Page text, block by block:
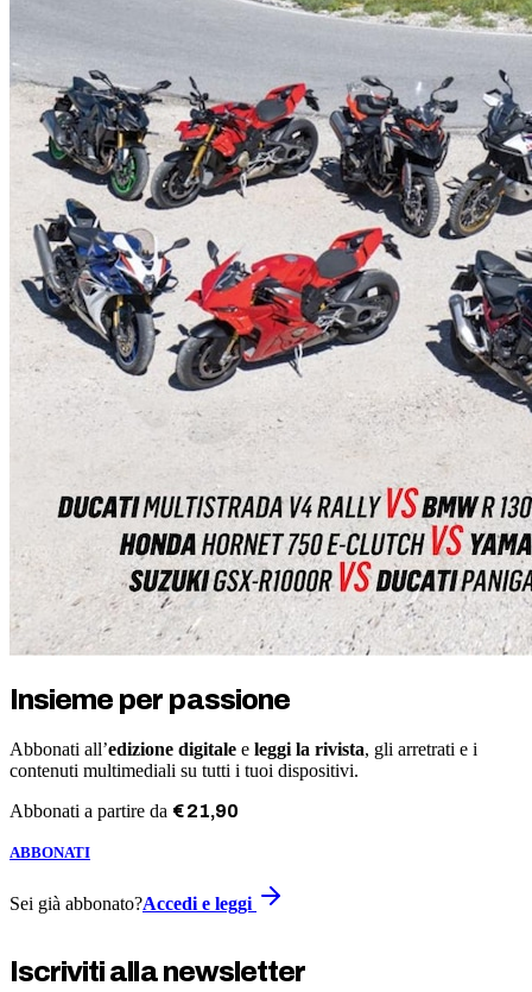
Insieme per passione
Abbonati all’edizione digitale e leggi la rivista, gli arretrati e i
contenuti multimediali su tutti i tuoi dispositivi.
Abbonati a partire da €21,90
ABBONATI
Sei già abbonato?Accedi e leggi
Iscriviti alla newsletter